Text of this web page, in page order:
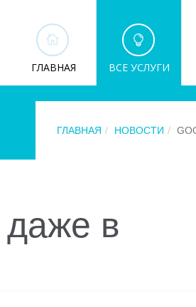
ГЛАВНАЯ ВСЕ УСЛУГИ
ГЛАВНАЯ НОВОСТИ
даже в